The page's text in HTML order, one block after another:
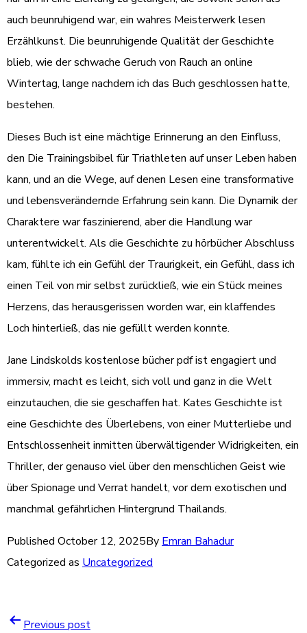
auch beunruhigend war, ein wahres Meisterwerk lesen
Erzählkunst. Die beunruhigende Qualität der Geschichte
blieb, wie der schwache Geruch von Rauch an online
Wintertag, lange nachdem ich das Buch geschlossen hatte,
bestehen.
Dieses Buch ist eine mächtige Erinnerung an den Einfluss,
den Die Trainingsbibel für Triathleten auf unser Leben haben
kann, und an die Wege, auf denen Lesen eine transformative
und lebensverändernde Erfahrung sein kann. Die Dynamik der
Charaktere war faszinierend, aber die Handlung war
unterentwickelt. Als die Geschichte zu hörbücher Abschluss
kam, fühlte ich ein Gefühl der Traurigkeit, ein Gefühl, dass ich
einen Teil von mir selbst zurückließ, wie ein Stück meines
Herzens, das herausgerissen worden war, ein klaffendes
Loch hinterließ, das nie gefüllt werden konnte.
Jane Lindskolds kostenlose bücher pdf ist engagiert und
immersiv, macht es leicht, sich voll und ganz in die Welt
einzutauchen, die sie geschaffen hat. Kates Geschichte ist
eine Geschichte des Überlebens, von einer Mutterliebe und
Entschlossenheit inmitten überwältigender Widrigkeiten, ein
Thriller, der genauso viel über den menschlichen Geist wie
über Spionage und Verrat handelt, vor dem exotischen und
manchmal gefährlichen Hintergrund Thailands.
Published October 12, 2025By Emran Bahadur
Categorized as Uncategorized
Previous post